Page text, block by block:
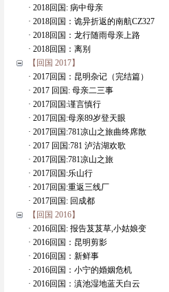
· 2018回国: 病中母亲
· 2018回国：诡异折返的南航CZ327
· 2018回国：龙行随雨母亲上路
· 2018回国：离别
【回国 2017】
· 2017回国：昆明杂记（完结篇）
· 2017 回国: 母亲二三事
· 2017回国:谨言慎行
· 2017回国:母亲89岁登天眼
· 2017回国:781凉山之旅曲终席散
· 2017 回国:781 泸沽湖欢歌
· 2017回国:781凉山之旅
· 2017回国:乐山行
· 2017回国:重返三线厂
· 2017回国: 回成都
【回国 2016】
· 2016回国: 报告芨芨草,小姑娘变
· 2016回国：昆明剪影
· 2016回国：新鲜事
· 2016回国：小宁的婚姻危机
· 2016回国：滇池湿地蓝天白云